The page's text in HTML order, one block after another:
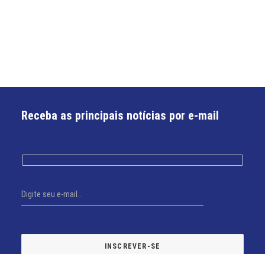
Receba as principais notícias por e-mail